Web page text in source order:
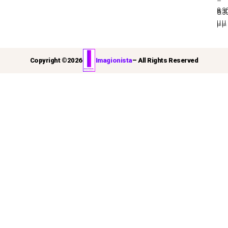
μ.μ.
μ.μ.
Copyright ©2026 Imagionista– All Rights Reserved